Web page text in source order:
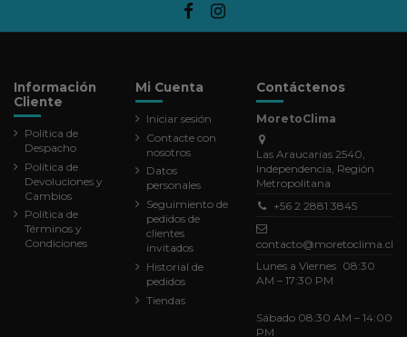
Información
Cliente
Política de
Despacho
Política de
Devoluciones y
Cambios
Política de
Términos y
Condiciones
Mi Cuenta
Iniciar sesión
Contacte con
nosotros
Datos
personales
Seguimiento de
pedidos de
clientes
invitados
Historial de
pedidos
Tiendas
Contáctenos
MoretoClima
Las Araucarias 2540,
Independencia, Región
Metropolitana
+56 2 2881 3845
contacto@moretoclima.cl
Lunes a Viernes 08:30
AM – 17:30 PM
Sábado 08:30 AM – 14:00
PM